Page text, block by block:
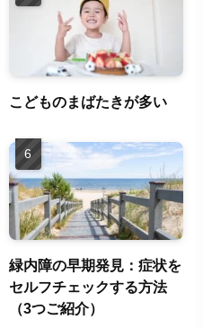
こどものまばたきが多い
緑内障の早期発見：症状を
セルフチェックする方法
（3つご紹介）